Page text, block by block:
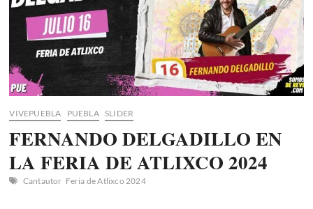
VIVEPUEBLA PUEBLA SLIDER
FERNANDO DELGADILLO EN
LA FERIA DE ATLIXCO 2024
Cantautor Feria de Atlixco 2024